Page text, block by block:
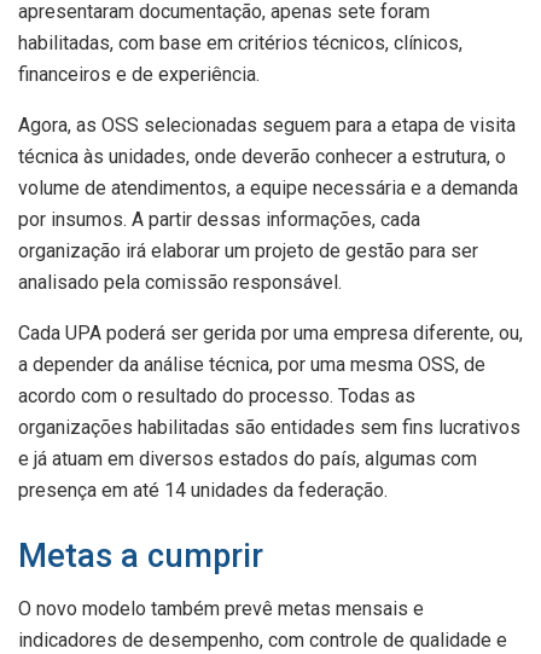
apresentaram documentação, apenas sete foram
habilitadas, com base em critérios técnicos, clínicos,
financeiros e de experiência.
Agora, as OSS selecionadas seguem para a etapa de visita
técnica às unidades, onde deverão conhecer a estrutura, o
volume de atendimentos, a equipe necessária e a demanda
por insumos. A partir dessas informações, cada
organização irá elaborar um projeto de gestão para ser
analisado pela comissão responsável.
Cada UPA poderá ser gerida por uma empresa diferente, ou,
a depender da análise técnica, por uma mesma OSS, de
acordo com o resultado do processo. Todas as
organizações habilitadas são entidades sem fins lucrativos
e já atuam em diversos estados do país, algumas com
presença em até 14 unidades da federação.
Metas a cumprir
O novo modelo também prevê metas mensais e
indicadores de desempenho, com controle de qualidade e